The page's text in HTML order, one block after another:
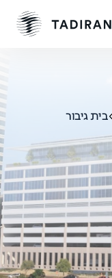
בית גיבור